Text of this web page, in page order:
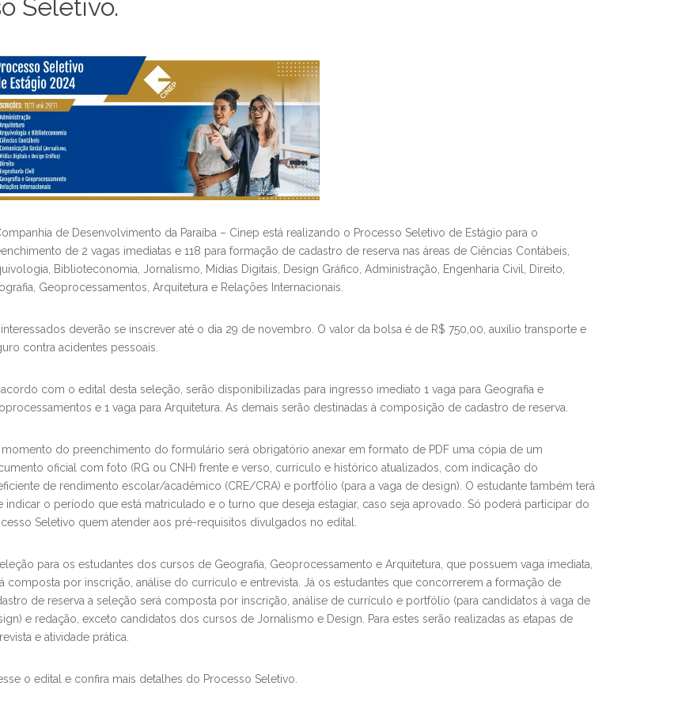
Seletivo.
de Desenvolvimento da Paraíba – Cinep está realizando o Processo Seletivo de Estágio para o
de 2 vagas imediatas e 118 para formação de cadastro de reserva nas áreas de Ciências Contábeis,
Biblioteconomia, Jornalismo, Mídias Digitais, Design Gráfico, Administração, Engenharia Civil, Direito,
Geoprocessamentos, Arquitetura e Relações Internacionais.
deverão se inscrever até o dia 29 de novembro. O valor da bolsa é de R$ 750,00, auxílio transporte e
contra acidentes pessoais.
com o edital desta seleção, serão disponibilizadas para ingresso imediato 1 vaga para Geografia e
e 1 vaga para Arquitetura. As demais serão destinadas à composição de cadastro de reserva.
momento do preenchimento do formulário será obrigatório anexar em formato de PDF uma cópia de um
oficial com foto (RG ou CNH) frente e verso, currículo e histórico atualizados, com indicação do
de rendimento escolar/acadêmico (CRE/CRA) e portfólio (para a vaga de design). O estudante também terá
indicar o período que está matriculado e o turno que deseja estagiar, caso seja aprovado. Só poderá participar do
Seletivo quem atender aos pré-requisitos divulgados no edital.
para os estudantes dos cursos de Geografia, Geoprocessamento e Arquitetura, que possuem vaga imediata,
composta por inscrição, análise do currículo e entrevista. Já os estudantes que concorrerem a formação de
de reserva a seleção será composta por inscrição, análise de currículo e portfólio (para candidatos à vaga de
e redação, exceto candidatos dos cursos de Jornalismo e Design. Para estes serão realizadas as etapas de
e atividade prática.
o edital e confira mais detalhes do Processo Seletivo.